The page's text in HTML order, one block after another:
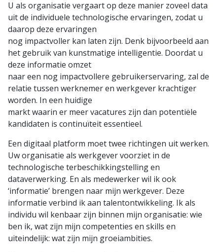
U als organisatie vergaart op deze manier zoveel data
uit de individuele technologische ervaringen, zodat u
daarop deze ervaringen
nog impactvoller kan laten zijn. Denk bijvoorbeeld aan
het gebruik van kunstmatige intelligentie. Doordat u
deze informatie omzet
naar een nog impactvollere gebruikerservaring, zal de
relatie tussen werknemer en werkgever krachtiger
worden. In een huidige
markt waarin er meer vacatures zijn dan potentiële
kandidaten is continuïteit essentieel.
Een digitaal platform moet twee richtingen uit werken.
Uw organisatie als werkgever voorziet in de
technologische terbeschikkingstelling en
dataverwerking. En als medewerker wil ik ook
‘informatie’ brengen naar mijn werkgever. Deze
informatie verbind ik aan talentontwikkeling. Ik als
individu wil kenbaar zijn binnen mijn organisatie: wie
ben ik, wat zijn mijn competenties en skills en
uiteindelijk: wat zijn mijn groeiambities.